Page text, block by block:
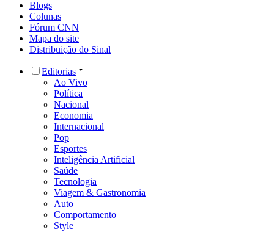
Blogs
Colunas
Fórum CNN
Mapa do site
Distribuição do Sinal
Editorias
Ao Vivo
Política
Nacional
Economia
Internacional
Pop
Esportes
Inteligência Artificial
Saúde
Tecnologia
Viagem & Gastronomia
Auto
Comportamento
Style